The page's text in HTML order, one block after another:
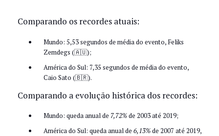
Comparando os recordes atuais:
Mundo: 5,53 segundos de média do evento, Feliks
Zemdegs (🇦🇺);
América do Sul: 7,35 segundos de média do evento,
Caio Sato (🇧🇷).
Comparando a evolução histórica dos recordes:
Mundo: queda anual de 7,72%de 2003 até 2019;
América do Sul: queda anual de 6,13%de 2007 até 2019,